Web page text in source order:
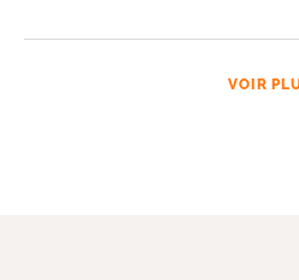
VOIR